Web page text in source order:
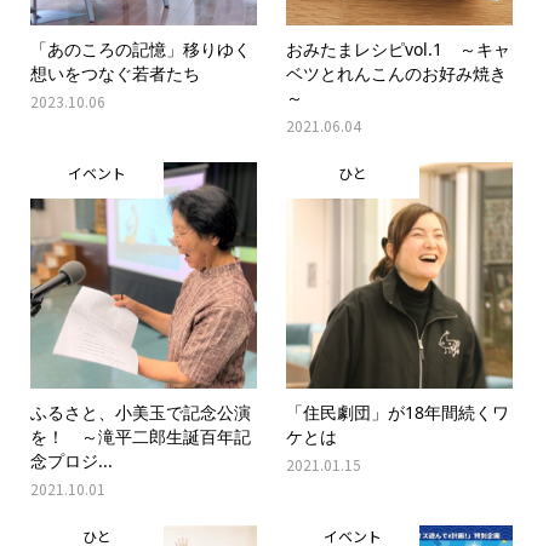
「あのころの記憶」移りゆく
想いをつなぐ若者たち
2023.10.06
おみたまレシピvol.1 ～キャ
ベツとれんこんのお好み焼き
～
2021.06.04
イベント
ふるさと、小美玉で記念公演
を！ ～滝平二郎生誕百年記
念プロジ...
2021.10.01
ひと
「住民劇団」が18年間続くワ
ケとは
2021.01.15
ひと イベント